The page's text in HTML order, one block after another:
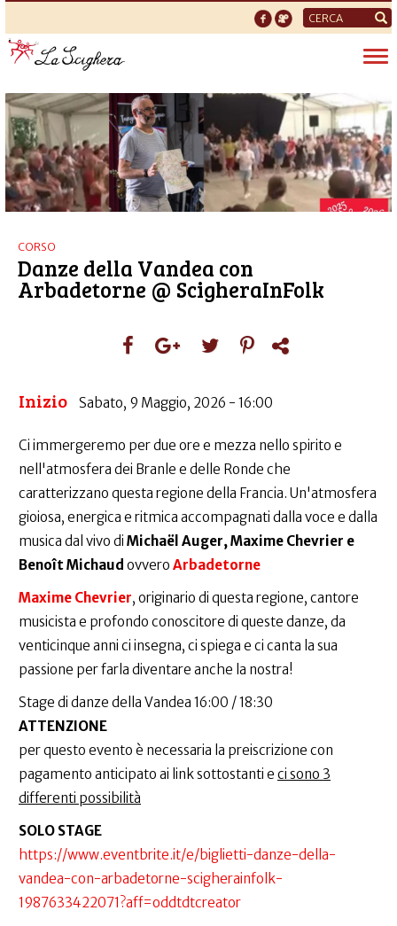
Form
di
ricerca
CORSO
Danze della Vandea con
Arbadetorne @ ScigheraInFolk
Inizio Sabato, 9 Maggio, 2026 - 16:00
Ci immergeremo per due ore e mezza nello spirito e
nell'atmosfera dei Branle e delle Ronde che
caratterizzano questa regione della Francia. Un'atmosfera
gioiosa, energica e ritmica accompagnati dalla voce e dalla
musica dal vivo di Michaël Auger, Maxime Chevrier e
Benoît Michaud ovvero Arbadetorne
Maxime Chevrier, originario di questa regione, cantore
musicista e profondo conoscitore di queste danze, da
venticinque anni ci insegna, ci spiega e ci canta la sua
passione per farla diventare anche la nostra!
Stage di danze della Vandea 16:00 / 18:30
ATTENZIONE
per questo evento è necessaria la preiscrizione con
pagamento anticipato ai link sottostanti e ci sono 3
differenti possibilità
SOLO STAGE
https://www.eventbrite.it/e/biglietti-danze-della-
vandea-con-arbadetorne-scigherainfolk-
1987633422071?aff=oddtdtcreator